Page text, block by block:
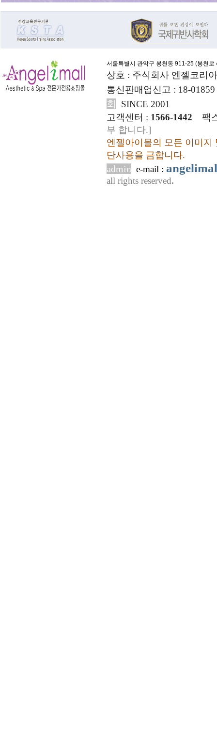
서울특별시 관악구 봉천동 911-25 (봉천로
상호 : 주식회사 엔젤코리
통신판매업신고 : 18-
회
SINCE 2001
고객센터 : 1566-1442
팩
부 합니다.]
엔젤아이몰의 모든 이미지
단사용을 금합니다.
admin e-mail :
all rights reserved.